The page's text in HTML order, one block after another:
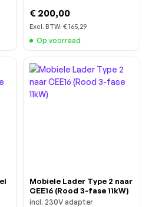
€ 200,00
Excl. BTW: € 165,29
Op voorraad
Mobiele Lader Type 2 naar
CEE16 (Rood 3-fase 11kW)
incl. 230V adapter